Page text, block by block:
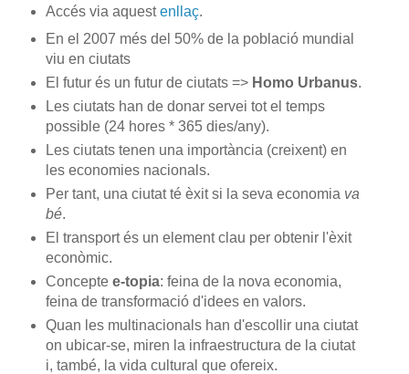
Accés via aquestenllaç.
En el 2007 més del 50% de la població mundial
viu en ciutats
El futur és un futur de ciutats => Homo Urbanus.
Les ciutats han de donar servei tot el temps
possible (24 hores * 365 dies/any).
Les ciutats tenen una importància (creixent) en
les economies nacionals.
Per tant, una ciutat té èxit si la seva economia va
bé.
El transport és un element clau per obtenir l'èxit
econòmic.
Concepte e-topia: feina de la nova economia,
feina de transformació d'idees en valors.
Quan les multinacionals han d'escollir una ciutat
on ubicar-se, miren la infraestructura de la ciutat
i, també, la vida cultural que ofereix.